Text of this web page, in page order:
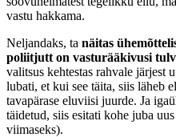
vastu hakkama.
Neljandaks, ta näitas
poliitjutt on vasturääkivusi
valitsus kehtestas rahvale järjest
lubati, et kui see täita, siis läheb
tavapärase eluviisi juurde. Ja
täidetud, siis esitati kohe juba
viimaseks).